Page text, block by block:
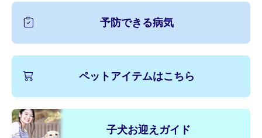
予防できる病気
ペットアイテムはこちら
子犬お迎えガイド